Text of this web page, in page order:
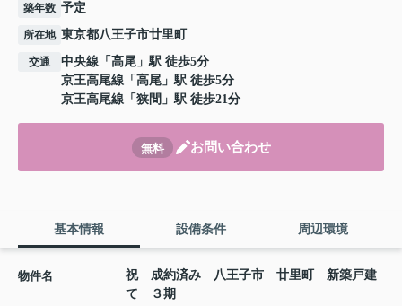
築年数 予定
所在地 東京都八王子市廿里町
交通 中央線 「 高尾 」駅 徒歩5分
京王高尾線 「 高尾 」駅 徒歩5分
京王高尾線 「 狭間 」駅 徒歩21分
無料 お問い合わせ
基本情報 設備条件 周辺環境
物件名
祝 成約済み 八王子市 廿里町 新築戸建
て ３期